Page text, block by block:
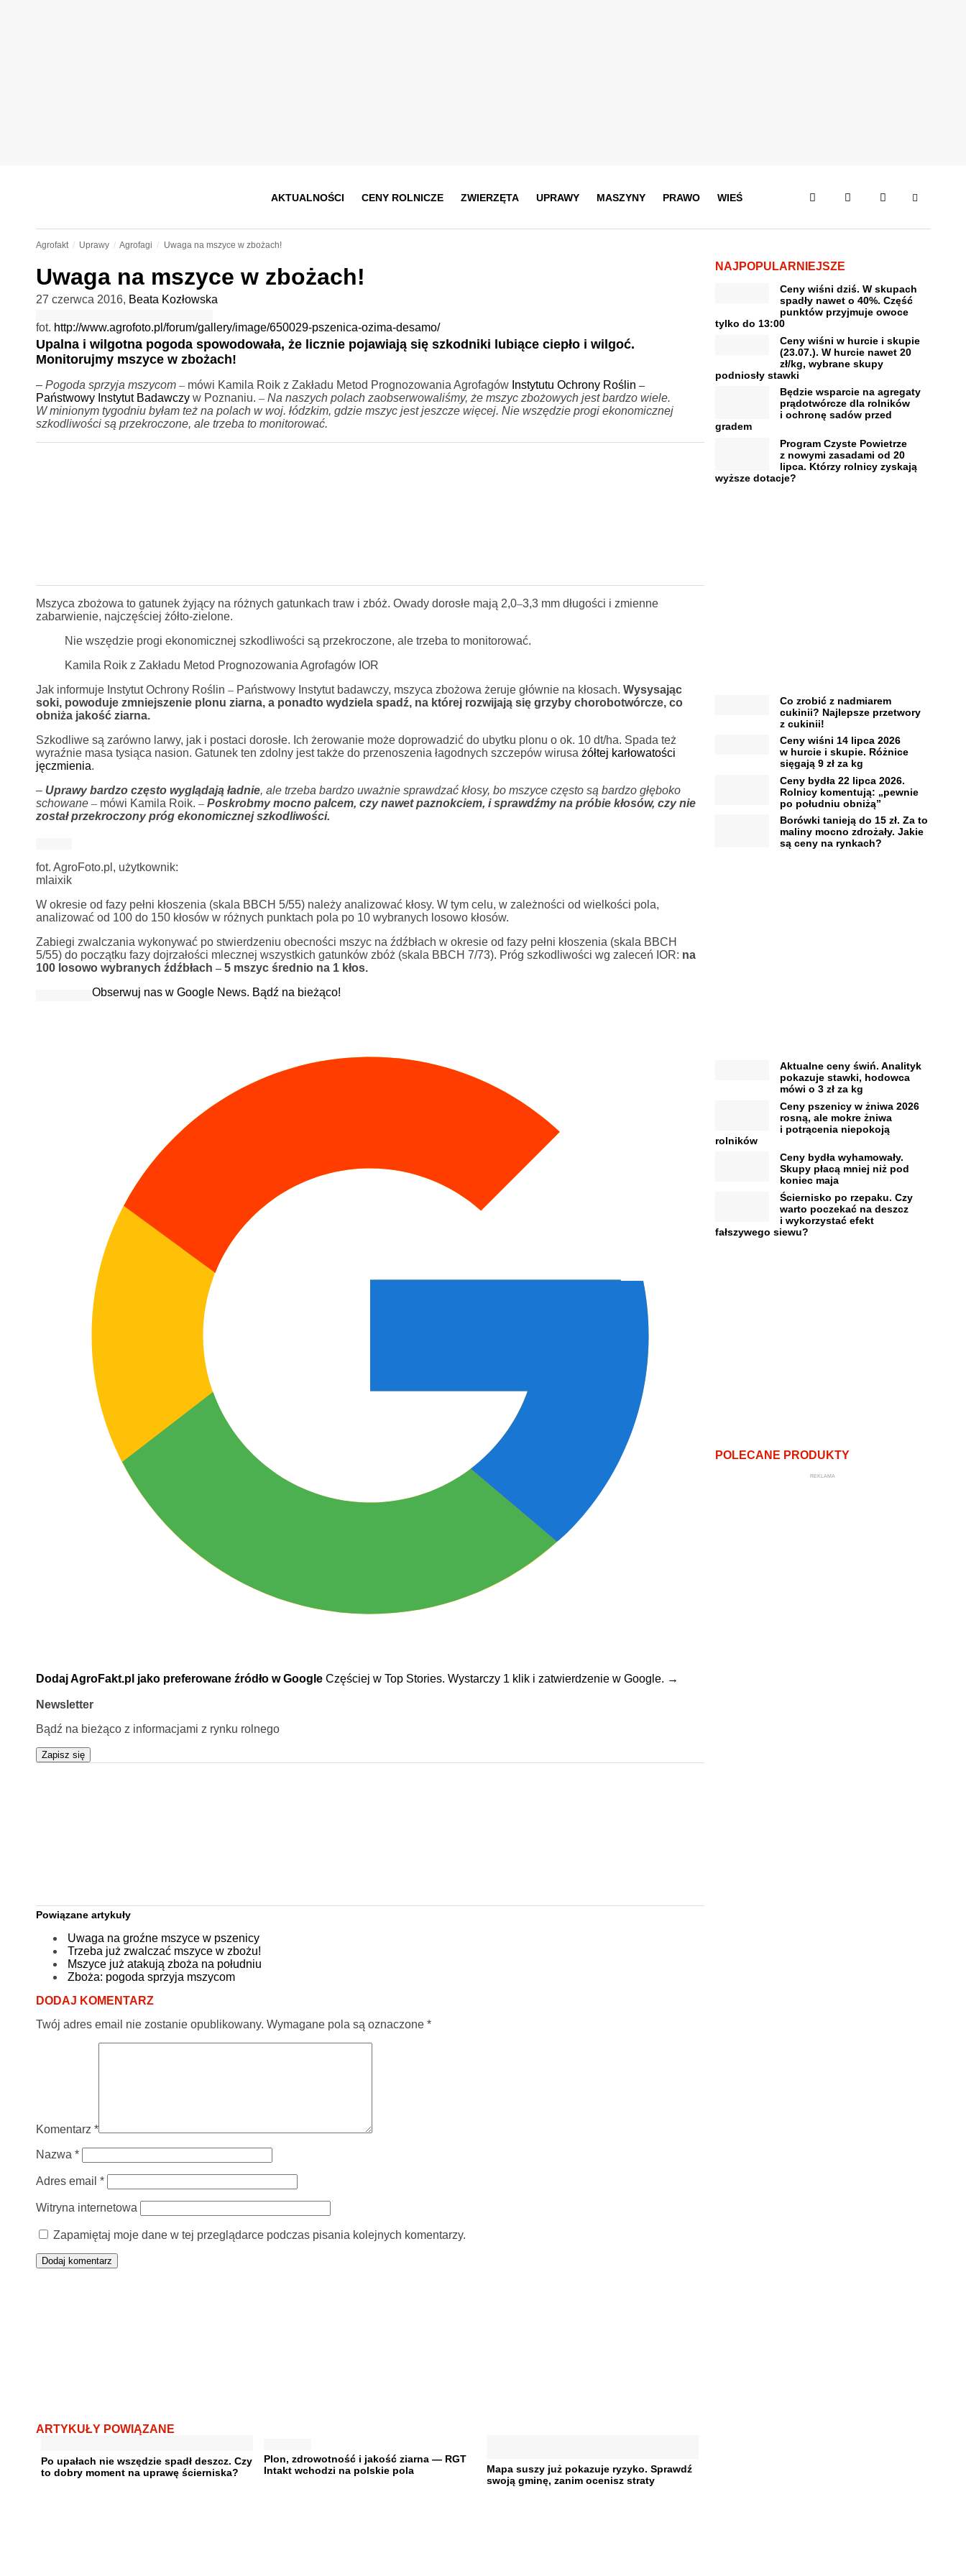
AKTUALNOŚCI CENY ROLNICZE ZWIERZĘTA UPRAWY MASZYNY PRAWO WIEŚ
Agrofakt Uprawy Agrofagi Uwaga na mszyce w zbożach!
Uwaga na mszyce w zbożach!
27 czerwca 2016, Beata Kozłowska
fot. http://www.agrofoto.pl/forum/gallery/image/650029-pszenica-ozima-desamo/
Upalna i wilgotna pogoda spowodowała, że licznie pojawiają się szkodniki lubiące ciepło i wilgoć.
Monitorujmy mszyce w zbożach!
– Pogoda sprzyja mszycom –mówi Kamila Roik z Zakładu Metod Prognozowania Agrofagów Instytutu Ochrony Roślin –
Państwowy Instytut Badawczyw Poznaniu. –Na naszych polach zaobserwowaliśmy, że mszyc zbożowych jest bardzo wiele.
W minionym tygodniu byłam też na polach w woj. łódzkim, gdzie mszyc jest jeszcze więcej. Nie wszędzie progi ekonomicznej
szkodliwości są przekroczone, ale trzeba to monitorować.
Mszyca zbożowa to gatunek żyjący na różnych gatunkach traw i zbóż. Owady dorosłe mają 2,0–3,3 mm długości i zmienne
zabarwienie, najczęściej żółto-zielone.
Nie wszędzie progi ekonomicznej szkodliwości są przekroczone, ale trzeba to monitorować.
Kamila Roik z Zakładu Metod Prognozowania Agrofagów IOR
Jak informuje Instytut Ochrony Roślin –Państwowy Instytut badawczy, mszyca zbożowa żeruje głównie na kłosach. Wysysając
soki, powoduje zmniejszenie plonu ziarna, a ponadto wydziela spadź, na której rozwijają się grzyby chorobotwórcze, co
obniża jakość ziarna.
Szkodliwe są zarówno larwy, jak i postaci dorosłe. Ich żerowanie może doprowadzić do ubytku plonu o ok. 10 dt/ha. Spada też
wyraźnie masa tysiąca nasion. Gatunek ten zdolny jest także do przenoszenia łagodnych szczepów wirusa żółtej karłowatości
jęczmienia.
– Uprawy bardzo często wyglądają ładnie, ale trzeba bardzo uważnie sprawdzać kłosy, bo mszyce często są bardzo głęboko
schowane – mówi Kamila Roik. – Poskrobmy mocno palcem, czy nawet paznokciem, i sprawdźmy na próbie kłosów, czy nie
został przekroczony próg ekonomicznej szkodliwości.
fot. AgroFoto.pl, użytkownik:
mlaixik
W okresie od fazy pełni kłoszenia (skala BBCH 5/55) należy analizować kłosy. W tym celu, w zależności od wielkości pola,
analizować od 100 do 150 kłosów w różnych punktach pola po 10 wybranych losowo kłosów.
Zabiegi zwalczania wykonywać po stwierdzeniu obecności mszyc na źdźbłach w okresie od fazy pełni kłoszenia (skala BBCH
5/55) do początku fazy dojrzałości mlecznej wszystkich gatunków zbóż (skala BBCH 7/73). Próg szkodliwości wg zaleceń IOR: na
100 losowo wybranych źdźbłach –5 mszyc średnio na 1 kłos.
Obserwuj nas w Google News. Bądź na bieżąco!
Dodaj AgroFakt.pl jako preferowane źródło w Google Częściej w Top Stories. Wystarczy 1 klik i zatwierdzenie w Google. →
Newsletter
Bądź na bieżąco z informacjami z rynku rolnego
Zapisz się
Powiązane artykuły
Uwaga na groźne mszyce w pszenicy
Trzeba już zwalczać mszyce w zbożu!
Mszyce już atakują zboża na południu
Zboża: pogoda sprzyja mszycom
DODAJ KOMENTARZ
Twój adres email nie zostanie opublikowany. Wymagane pola są oznaczone *
Komentarz *
Nazwa *
Adres email *
Witryna internetowa
Zapamiętaj moje dane w tej przeglądarce podczas pisania kolejnych komentarzy.
ARTYKUŁY POWIĄZANE
Po upałach nie wszędzie spadł deszcz. Czy
to dobry moment na uprawę ścierniska?
Plon, zdrowotność i jakość ziarna — RGT
Intakt wchodzi na polskie pola
Mapa suszy już pokazuje ryzyko. Sprawdź
swoją gminę, zanim ocenisz straty
NAJPOPULARNIEJSZE
Ceny wiśni dziś. W skupach
spadły nawet o 40%. Część
punktów przyjmuje owoce
tylko do 13:00
Ceny wiśni w hurcie i skupie
(23.07.). W hurcie nawet 20
zł/kg, wybrane skupy
podniosły stawki
Będzie wsparcie na agregaty
prądotwórcze dla rolników
i ochronę sadów przed
gradem
Program Czyste Powietrze
z nowymi zasadami od 20
lipca. Którzy rolnicy zyskają
wyższe dotacje?
Co zrobić z nadmiarem
cukinii? Najlepsze przetwory
z cukinii!
Ceny wiśni 14 lipca 2026
w hurcie i skupie. Różnice
sięgają 9 zł za kg
Ceny bydła 22 lipca 2026.
Rolnicy komentują: „pewnie
po południu obniżą”
Borówki tanieją do 15 zł. Za to
maliny mocno zdrożały. Jakie
są ceny na rynkach?
Aktualne ceny świń. Analityk
pokazuje stawki, hodowca
mówi o 3 zł za kg
Ceny pszenicy w żniwa 2026
rosną, ale mokre żniwa
i potrącenia niepokoją
rolników
Ceny bydła wyhamowały.
Skupy płacą mniej niż pod
koniec maja
Ściernisko po rzepaku. Czy
warto poczekać na deszcz
i wykorzystać efekt
fałszywego siewu?
POLECANE PRODUKTY
REKLAMA